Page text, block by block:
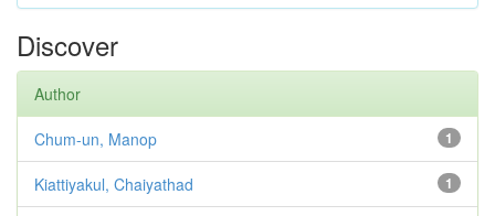
Discover
Author
1
Chum-un, Manop
1
Kiattiyakul, Chaiyathad